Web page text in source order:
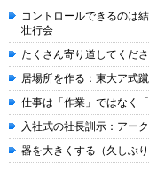
コントロールできるのは
壮行会
たくさん寄り道してくだ
居場所を作る：東大ア式
仕事は「作業」ではなく
入社式の社長訓示：アー
器を大きくする（久しぶ